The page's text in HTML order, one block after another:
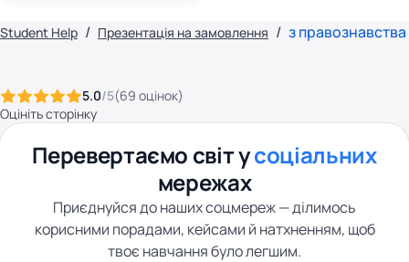
Student Help Презентація на замовлення з правознавства
5.0/5(69 оцінок)
Оцініть сторінку
Перевертаємо світ усоціальних
мережах
Приєднуйся до наших соцмереж — ділимось
корисними порадами, кейсами й натхненням, щоб
твоє навчання було легшим.